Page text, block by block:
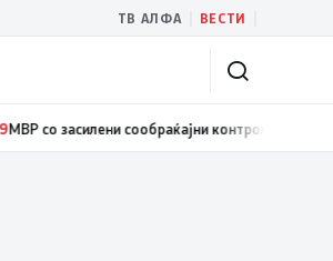
ТВ АЛФА ВЕСТИ
кривична пријава за „злоупотреба на